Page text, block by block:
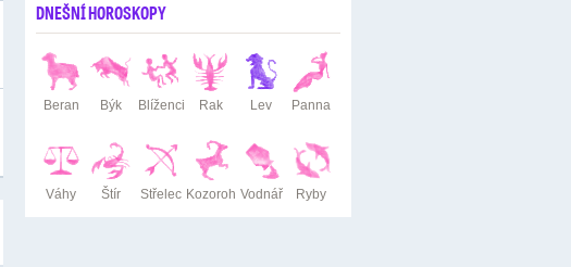
DNEŠNÍ HOROSKOPY
Beran Býk Blíženci Rak Lev Panna
Váhy Štír Střelec Kozoroh Vodnář Ryby